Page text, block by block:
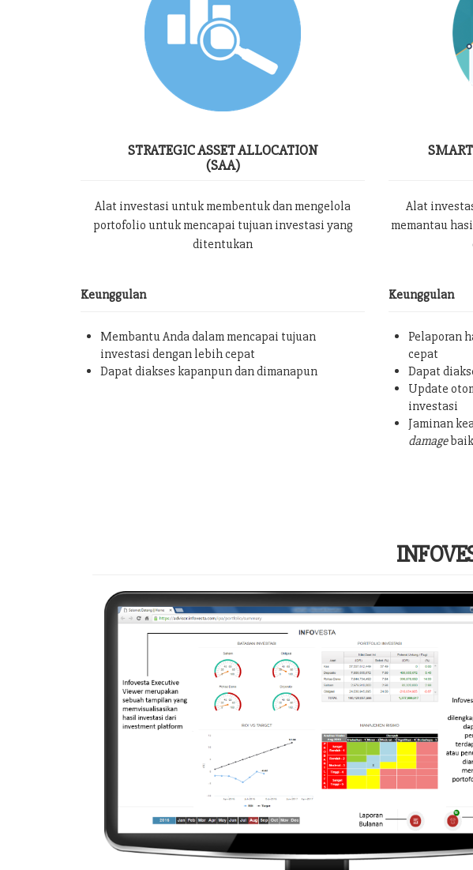
STRATEGIC ASSET ALLOCATION
(SAA)
Alat investasi untuk membentuk dan mengelola
portofolio untuk mencapai tujuan investasi yang
ditentukan
Keunggulan
Membantu Anda dalam mencapai tujuan
investasi dengan lebih cepat
Dapat diakses kapanpun dan dimanapun
Alat
memantau
Keunggulan
Pelaporan
cepat
Dapat
Update
investasi
Jaminan
damage